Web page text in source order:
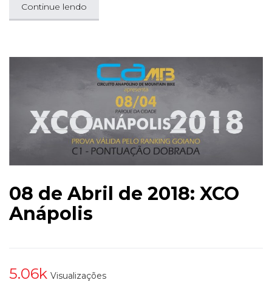
Continue lendo
08 de Abril de 2018: XCO
Anápolis
5.06k Visualizações